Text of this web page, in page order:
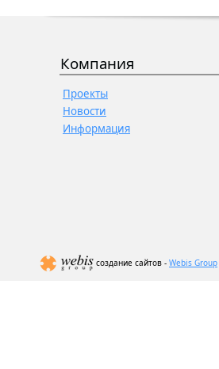
Компания
Проекты
Новости
Информация
создание сайтов - Webis Group